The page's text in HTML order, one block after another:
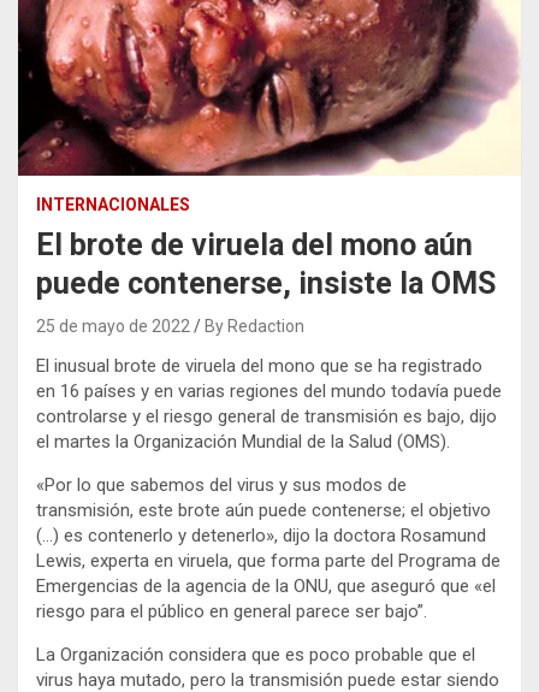
INTERNACIONALES
El brote de viruela del mono aún
puede contenerse, insiste la OMS
25 de mayo de 2022 By Redaction
El inusual brote de viruela del mono que se ha registrado
en 16 países y en varias regiones del mundo todavía puede
controlarse y el riesgo general de transmisión es bajo, dijo
el martes la Organización Mundial de la Salud (OMS).
«Por lo que sabemos del virus y sus modos de
transmisión, este brote aún puede contenerse; el objetivo
(…) es contenerlo y detenerlo», dijo la doctora Rosamund
Lewis, experta en viruela, que forma parte del Programa de
Emergencias de la agencia de la ONU, que aseguró que «el
riesgo para el público en general parece ser bajo”.
La Organización considera que es poco probable que el
virus haya mutado, pero la transmisión puede estar siendo